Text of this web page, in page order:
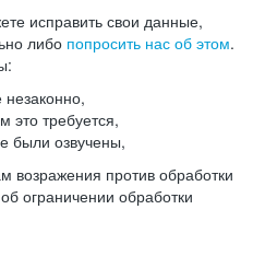
исправить свои данные,
либо попросить нас об этом.
это требуется,
были озвучены,
возражения против обработки
ограничении обработки